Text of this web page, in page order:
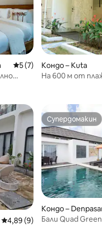
Средна оценка: 5 от 5, 7
5 (7)
Кондо – Kuta
На 600 м от
Средна оценка: 4,89 от 5,
4,89 (9)
Супердомакин
Супердомакин
Кондо –
Бали Quad